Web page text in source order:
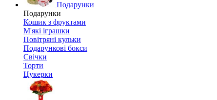
Подарунки
Подарунки
Кошик з фруктами
М'які іграшки
Повітряні кульки
Подарункові бокси
Свічки
Торти
Цукерки